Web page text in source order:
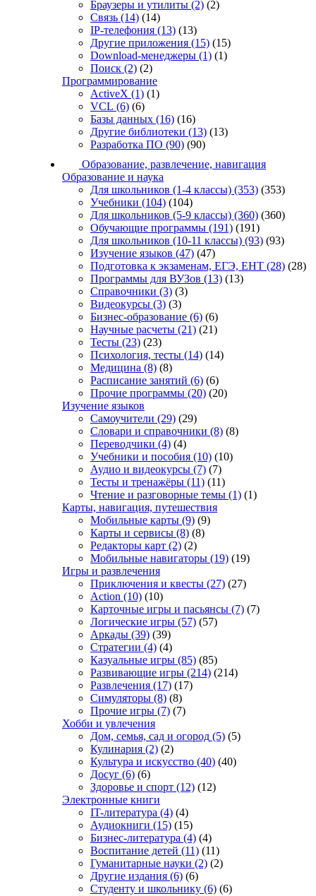
Браузеры и утилиты (2) (2)
Связь (14) (14)
IP-телефония (13) (13)
Другие приложения (15) (15)
Download-менеджеры (1) (1)
Поиск (2) (2)
Программирование
ActiveX (1) (1)
VCL (6) (6)
Базы данных (16) (16)
Другие библиотеки (13) (13)
Разработка ПО (90) (90)
Образование, развлечение, навигация
Образование и наука
Для школьников (1-4 классы) (353) (353)
Учебники (104) (104)
Для школьников (5-9 классы) (360) (360)
Обучающие программы (191) (191)
Для школьников (10-11 классы) (93) (93)
Изучение языков (47) (47)
Подготовка к экзаменам, ЕГЭ, ЕНТ (28) (28)
Программы для ВУЗов (13) (13)
Справочники (3) (3)
Видеокурсы (3) (3)
Бизнес-образование (6) (6)
Научные расчеты (21) (21)
Тесты (23) (23)
Психология, тесты (14) (14)
Медицина (8) (8)
Расписание занятий (6) (6)
Прочие программы (20) (20)
Изучение языков
Самоучители (29) (29)
Словари и справочники (8) (8)
Переводчики (4) (4)
Учебники и пособия (10) (10)
Аудио и видеокурсы (7) (7)
Тесты и тренажёры (11) (11)
Чтение и разговорные темы (1) (1)
Карты, навигация, путешествия
Мобильные карты (9) (9)
Карты и сервисы (8) (8)
Редакторы карт (2) (2)
Мобильные навигаторы (19) (19)
Игры и развлечения
Приключения и квесты (27) (27)
Action (10) (10)
Карточные игры и пасьянсы (7) (7)
Логические игры (57) (57)
Аркады (39) (39)
Стратегии (4) (4)
Казуальные игры (85) (85)
Развивающие игры (214) (214)
Развлечения (17) (17)
Симуляторы (8) (8)
Прочие игры (7) (7)
Хобби и увлечения
Дом, семья, сад и огород (5) (5)
Кулинария (2) (2)
Культура и искусство (40) (40)
Досуг (6) (6)
Здоровье и спорт (12) (12)
Электронные книги
IT-литература (4) (4)
Аудиокниги (15) (15)
Бизнес-литература (4) (4)
Воспитание детей (11) (11)
Гуманитарные науки (2) (2)
Другие издания (6) (6)
Студенту и школьнику (6) (6)